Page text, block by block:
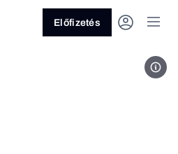
Előfizetés